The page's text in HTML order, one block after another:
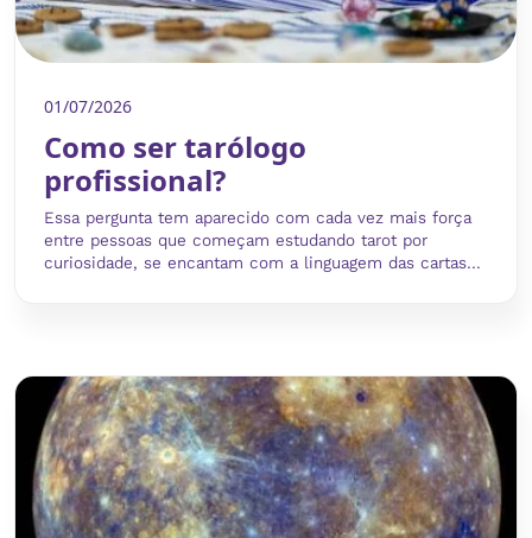
01/07/2026
Como ser tarólogo
profissional?
Essa pergunta tem aparecido com cada vez mais força
entre pessoas que começam estudando tarot por
curiosidade, se encantam com a linguagem das cartas...